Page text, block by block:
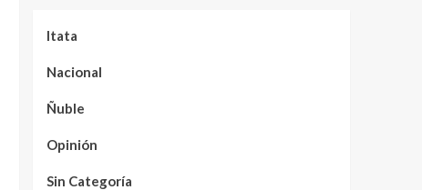
Itata
Nacional
Ñuble
Opinión
Sin Categoría